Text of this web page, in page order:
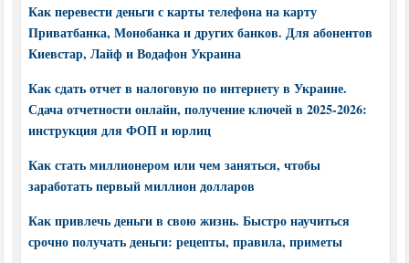
Как перевести деньги с карты телефона на карту
Приватбанка, Монобанка и других банков. Для абонентов
Киевстар, Лайф и Водафон Украина
Как сдать отчет в налоговую по интернету в Украине.
Сдача отчетности онлайн, получение ключей в 2025-2026:
инструкция для ФОП и юрлиц
Как стать миллионером или чем заняться, чтобы
заработать первый миллион долларов
Как привлечь деньги в свою жизнь. Быстро научиться
срочно получать деньги: рецепты, правила, приметы